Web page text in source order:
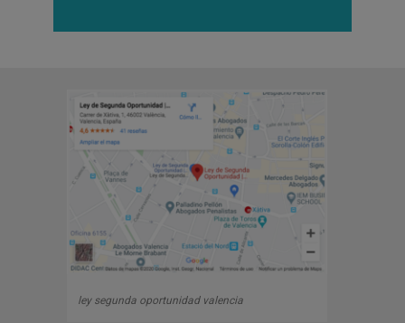
ley segunda oportunidad valencia